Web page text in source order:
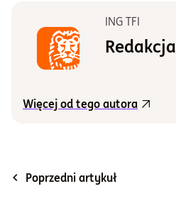
ING TFI
Redakcja
Więcej od tego autora
Poprzedni artykuł